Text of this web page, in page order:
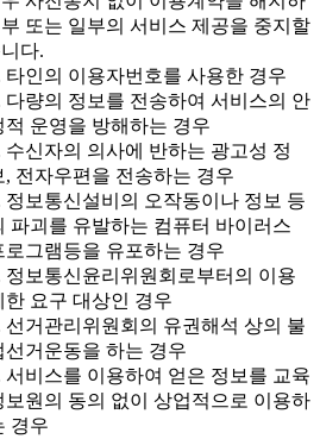
또는 일부의 서비스 제공을 중지할
다.
타인의 이용자번호를 사용한 경우
다량의 정보를 전송하여 서비스의 안
적 운영을 방해하는 경우
수신자의 의사에 반하는 광고성 정
, 전자우편을 전송하는 경우
정보통신설비의 오작동이나 정보 등
파괴를 유발하는 컴퓨터 바이러스
로그램등을 유포하는 경우
정보통신윤리위원회로부터의 이용
한 요구 대상인 경우
선거관리위원회의 유권해석 상의 불
선거운동을 하는 경우
서비스를 이용하여 얻은 정보를 교육
보원의 동의 없이 상업적으로 이용하
경우